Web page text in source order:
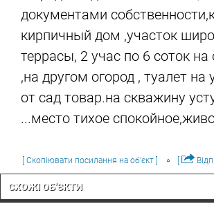
документами
кирпичный дом ,участок
террасы, 2 учас по 6 соток
,на другом огород , туалет на
от сад товар.на скважину
...место тихое
[ Скопіювати посилання на об'єкт ]
СХОЖІ ОБ'ЄКТИ